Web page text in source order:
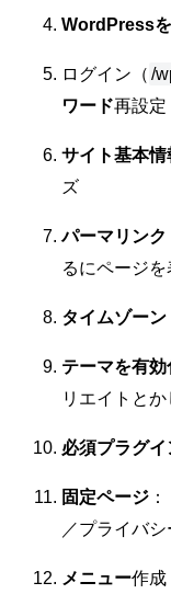
WordPress
ログイン（ /
ワード再設定
サイト基本情
ズ
パーマリンク
るにページを
タイムゾーン
テーマを有効
リエイトと
必須プラグイ
固定ページ
／プライバ
メニュー作成